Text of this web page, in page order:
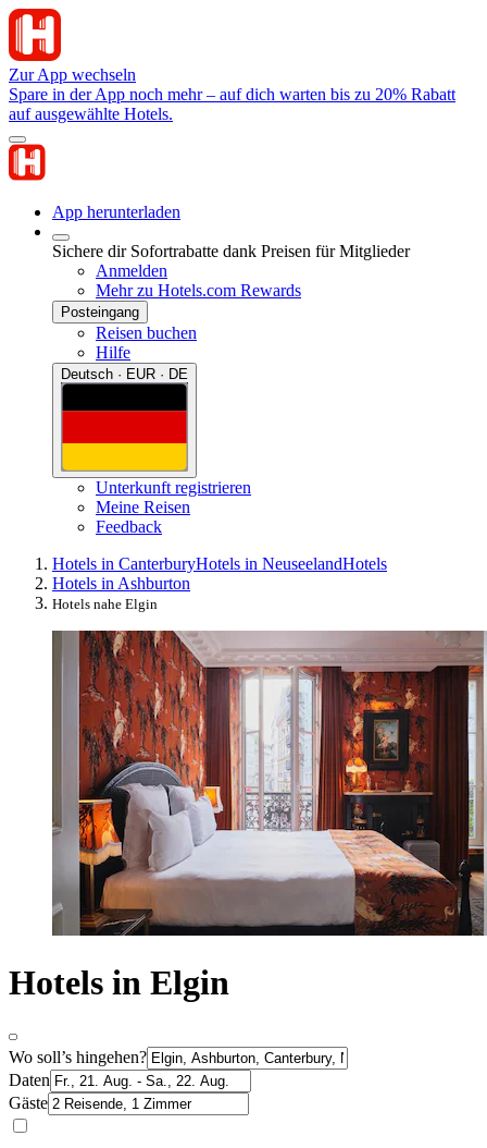
Zur App wechseln
Spare in der App noch mehr – auf dich warten bis zu 20% Rabatt
auf ausgewählte Hotels.
App herunterladen
Sichere dir Sofortrabatte dank Preisen für Mitglieder
Anmelden
Mehr zu Hotels.com Rewards
Posteingang
Reisen buchen
Hilfe
Deutsch · EUR · DE
Unterkunft registrieren
Meine Reisen
Feedback
Hotels in CanterburyHotels in NeuseelandHotels
Hotels in Ashburton
Hotels nahe Elgin
Hotels in Elgin
Wo soll’s hingehen?
Daten
Gäste